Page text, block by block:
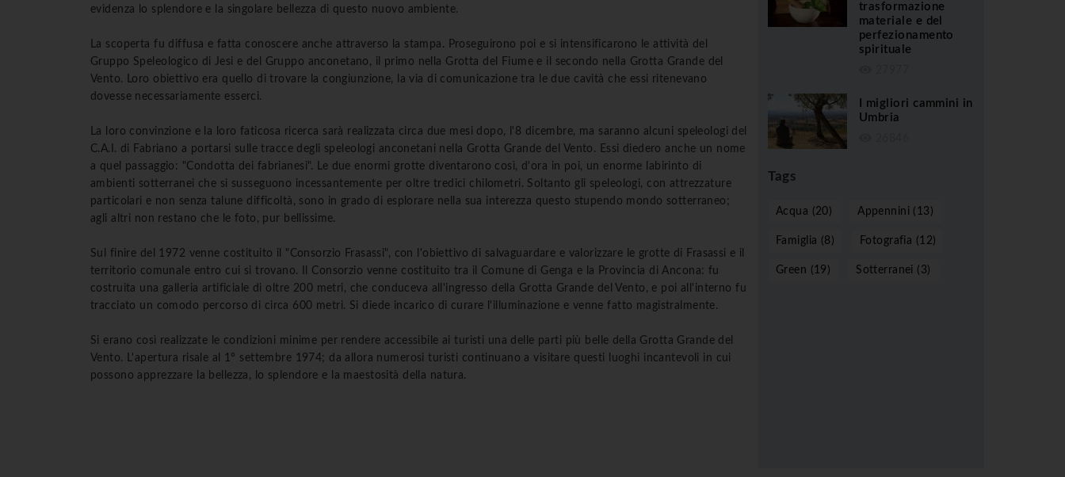
evidenza lo splendore e la singolare bellezza di questo nuovo ambiente.
La scoperta fu diffusa e fatta conoscere anche attraverso la stampa. Proseguirono poi e si intensificarono le attività del
Gruppo Speleologico di Jesi e del Gruppo anconetano, il primo nella Grotta del Fiume e il secondo nella Grotta Grande del
Vento. Loro obiettivo era quello di trovare la congiunzione, la via di comunicazione tra le due cavità che essi ritenevano
dovesse necessariamente esserci.
La loro convinzione e la loro faticosa ricerca sarà realizzata circa due mesi dopo, l'8 dicembre, ma saranno alcuni speleologi del
C.A.I. di Fabriano a portarsi sulle tracce degli speleologi anconetani nella Grotta Grande del Vento. Essi diedero anche un nome
a quel passaggio: "Condotta dei fabrianesi". Le due enormi grotte diventarono così, d'ora in poi, un enorme labirinto di
ambienti sotterranei che si susseguono incessantemente per oltre tredici chilometri. Soltanto gli speleologi, con attrezzature
particolari e non senza talune difficoltà, sono in grado di esplorare nella sua interezza questo stupendo mondo sotterraneo;
agli altri non restano che le foto, pur bellissime.
Sul finire del 1972 venne costituito il "Consorzio Frasassi", con l'obiettivo di salvaguardare e valorizzare le grotte di Frasassi e il
territorio comunale entro cui si trovano. Il Consorzio venne costituito tra il Comune di Genga e la Provincia di Ancona: fu
costruita una galleria artificiale di oltre 200 metri, che conduceva all'ingresso della Grotta Grande del Vento, e poi all'interno fu
tracciato un comodo percorso di circa 600 metri. Si diede incarico di curare l'illuminazione e venne fatto magistralmente.
Si erano così realizzate le condizioni minime per rendere accessibile ai turisti una delle parti più belle della Grotta Grande del
Vento. L'apertura risale al 1° settembre 1974; da allora numerosi turisti continuano a visitare questi luoghi incantevoli in cui
possono apprezzare la bellezza, lo splendore e la maestosità della natura.
trasformazione
materiale e del
perfezionamento
spirituale
I migliori cammini in
Umbria
Tags
Acqua (20) Appennini (13)
Famiglia (8) Fotografia (12)
Green (19) Sotterranei (3)